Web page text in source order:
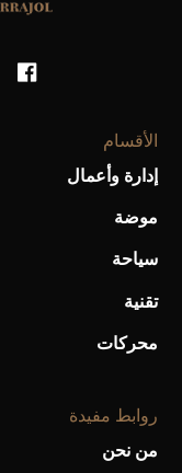
الأقسام
إدارة وأعمال
موضة
سياحة
تقنية
محركات
روابط مفيدة
من نحن